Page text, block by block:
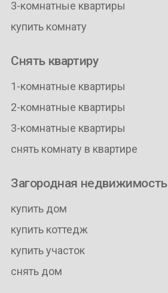
3-комнатные квартиры
купить комнату
Снять квартиру
1-комнатные квартиры
2-комнатные квартиры
3-комнатные квартиры
снять комнату в квартире
Загородная недвижимость
купить дом
купить коттедж
купить участок
снять дом